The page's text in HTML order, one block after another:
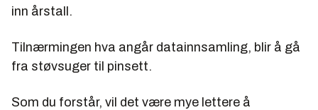
inn årstall.
Tilnærmingen hva angår datainnsamling, blir å gå
fra støvsuger til pinsett.
Som du forstår, vil det være mye lettere å